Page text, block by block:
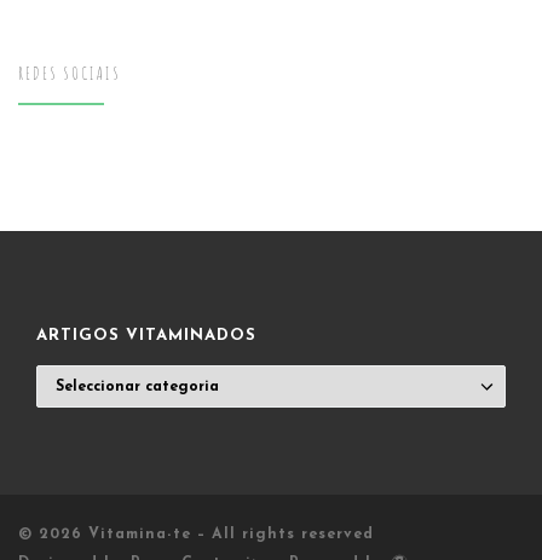
REDES SOCIAIS
ARTIGOS VITAMINADOS
VITAMINADOS
© 2026 Vitamina-te – All rights reserved